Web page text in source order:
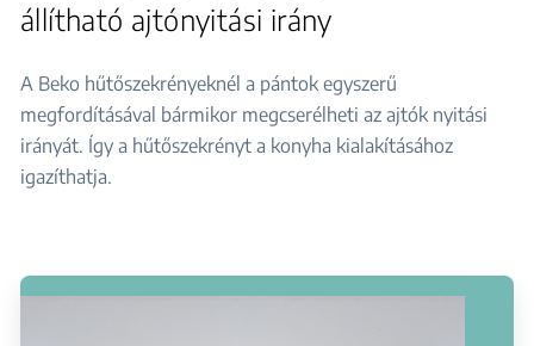
állítható ajtónyitási irány
A Beko hűtőszekrényeknél a pántok egyszerű
megfordításával bármikor megcserélheti az ajtók nyitási
irányát. Így a hűtőszekrényt a konyha kialakításához
igazíthatja.